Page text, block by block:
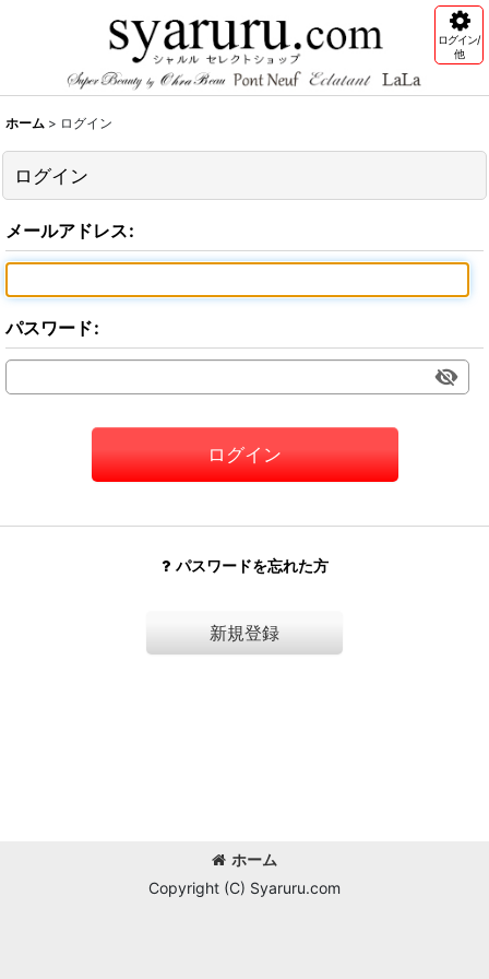
ログイン/
他
ホーム > ログイン
ログイン
メールアドレス:
パスワード:
ログイン
パスワードを忘れた方
新規登録
ホーム
Copyright (C) Syaruru.com